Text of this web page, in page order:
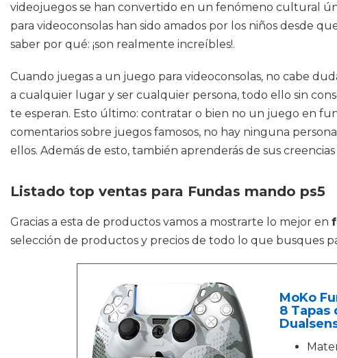
videojuegos se han convertido en un fenómeno cultural
para videoconsolas han sido amados por los niños desde
saber por qué: ¡son realmente increíbles!.
Cuando juegas a un juego para videoconsolas, no cabe
a cualquier lugar y ser cualquier persona, todo ello sin
te esperan. Esto último: contratar o bien no un juego en
comentarios sobre juegos famosos, no hay ninguna
ellos. Además de esto, también aprenderás de sus
Listado top ventas para Fundas mando ps5
Gracias a esta de productos vamos a mostrarte lo mejor en
selección de productos y precios de todo lo que busques
MoKo
8 Tapas